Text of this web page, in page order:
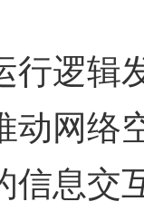
逻辑
动网络
信息交